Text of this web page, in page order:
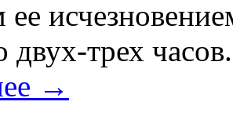
двух-трех
→